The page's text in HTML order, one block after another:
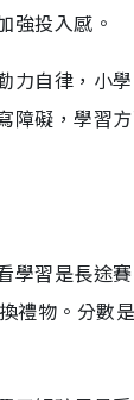
強投入感。
力自律，小
障礙，學習
學習是長途
禮物。分數